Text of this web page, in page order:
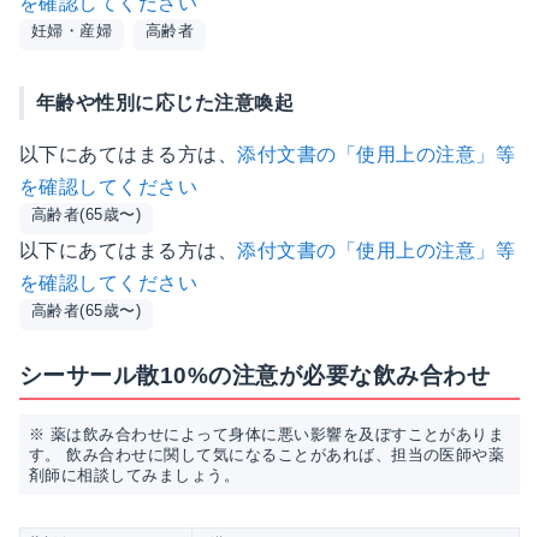
妊婦・産婦 高齢者
年齢や性別に応じた注意喚起
以下にあてはまる方は、添付文書の「使用上の注意」等
を確認してください
高齢者(65歳〜)
以下にあてはまる方は、添付文書の「使用上の注意」等
を確認してください
高齢者(65歳〜)
シーサール散10%の注意が必要な飲み合わせ
※ 薬は飲み合わせによって身体に悪い影響を及ぼすことがありま
す。 飲み合わせに関して気になることがあれば、担当の医師や薬
剤師に相談してみましょう。